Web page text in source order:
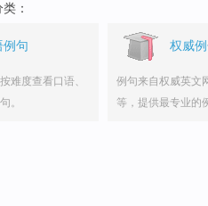
：
例句
难度查看口语、
。
权威
例句来自权威英文
等，提供最专业的